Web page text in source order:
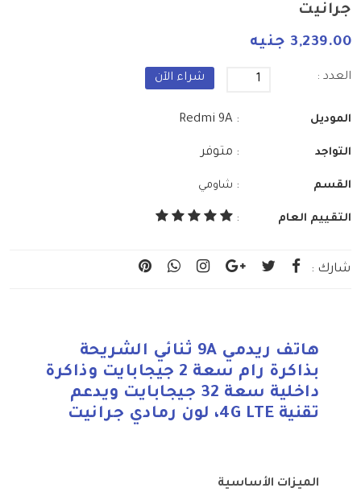
جرانيت
3,239.00 جنيه
العدد : شراء الآن
الموديل : Redmi 9A
التواجد : متوفر
القسم : شاومي
التقييم العام :
شارك :
هاتف ريدمي 9A ثنائي الشريحة
بذاكرة رام سعة 2 جيجابايت وذاكرة
داخلية سعة 32 جيجابايت ويدعم
تقنية 4G LTE، لون رمادي جرانيت
الميزات الأساسية